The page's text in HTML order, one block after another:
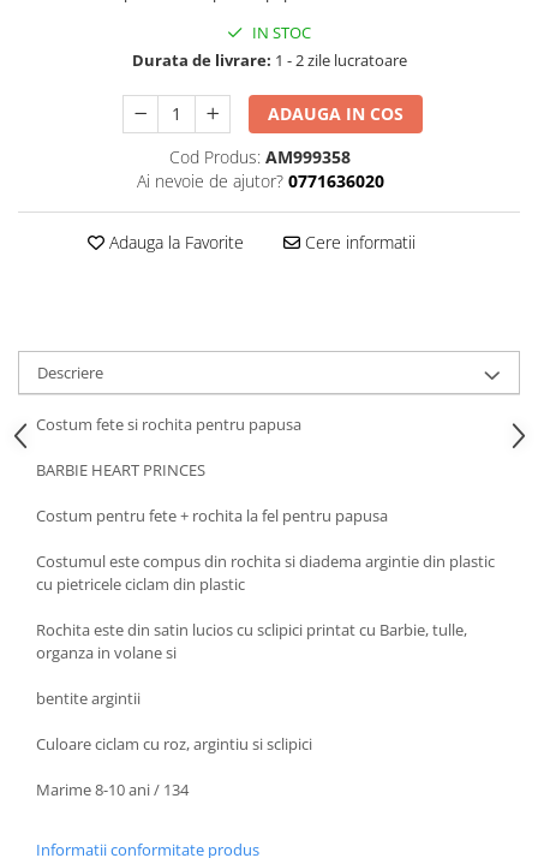
MACHETE MOTOCICLETE SI
MACHETE NAVE MILITARE –
Miniaturi Navale de Colectie
MACHETE RALIU – Miniaturi Masini
de Raliu la Diverse Scari
MACHETE VEHICULE INTERVENTIE
MINI DIORAME
MACHETE
ARTICOLE PENTRU VALENTINE'S
BALOANE AIRWALKERS
BALOANE MODELE DEOSEBITE
BALOANE MUZICALE
BALOANE SUPERSHAPE SI JUMBO
DECORATIUNI CRACIUN SI ANUL
LUMANARI PETRECERI ANIVERSARI
PAPUSI SI DECORATIUNI HORROR
POSTERE PENTRU PERETE SI
ACCESORII
SUPORTERI MECIURI SPORT
Costume Petrecere
COSTUME BAIETI SI PELERINE
COSTUME PETRECERE ADULTI
TRICOURI TEMATICE 3D
IN STOC
Durata de livrare: 1 - 2 zile lucratoare
ADAUGA IN COS
Cod Produs: AM999358
Ai nevoie de ajutor? 0771636020
Adauga la Favorite Cere informatii
Descriere
Costum fete si rochita pentru papusa
BARBIE HEART PRINCES
Costum pentru fete + rochita la fel pentru papusa
Costumul este compus din rochita si diadema argintie din plastic
cu pietricele ciclam din plastic
Rochita este din satin lucios cu sclipici printat cu Barbie, tulle,
organza in volane si
bentite argintii
Culoare ciclam cu roz, argintiu si sclipici
Marime 8-10 ani / 134
Informatii conformitate produs